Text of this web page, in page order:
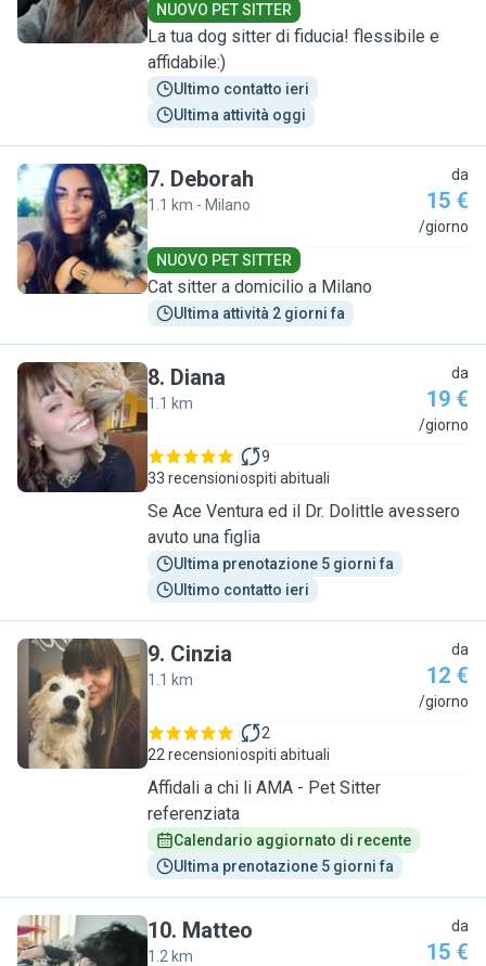
NUOVO PET SITTER
La tua dog sitter di fiducia! flessibile e
affidabile:)
Ultimo contatto ieri
Ultima attività oggi
D
7. Deborah
1.1 km - Milano
da
15 €
/giorno
NUOVO PET SITTER
Cat sitter a domicilio a Milano
Ultima attività 2 giorni fa
D
8. Diana
1.1 km
da
19 €
/giorno
33 recensioni
9
ospiti abituali
Se Ace Ventura ed il Dr. Dolittle avessero
avuto una figlia
Ultima prenotazione 5 giorni fa
Ultimo contatto ieri
C
9. Cinzia
1.1 km
da
12 €
/giorno
22 recensioni
2
ospiti abituali
Affidali a chi li AMA - Pet Sitter
referenziata
Calendario aggiornato di recente
Ultima prenotazione 5 giorni fa
10. Matteo
1.2 km
da
15 €